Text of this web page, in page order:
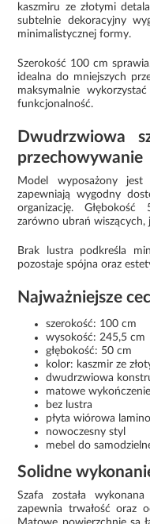
kaszmiru ze złotymi
subtelnie dekoracyjny
minimalistycznej formy.
Szerokość 100 cm
idealna do mniejszych
maksymalnie
funkcjonalność.
Dwudrzwiowa
przechowywanie
Model wyposażony
zapewniają wygodny
organizację.
zarówno ubrań wiszących,
Brak lustra podkreśla
pozostaje spójna oraz
Najważniejsze
szerokość: 100 cm
wysokość: 245,5 cm
głębokość: 50 cm
kolor: kaszmir ze
dwudrzwiowa
matowe
bez lustra
płyta wiórowa
nowoczesny styl
mebel do
Solidne
Szafa została
zapewnia trwałość oraz